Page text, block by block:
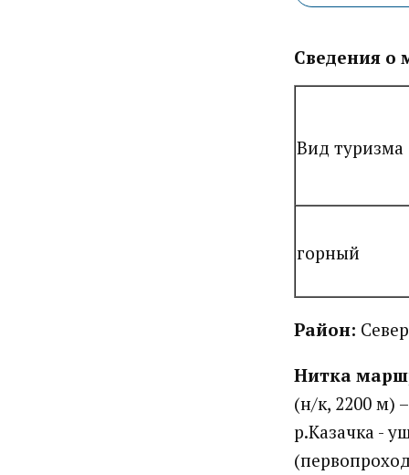
Сведения о
Вид туризма
горный
Район:
Нитка
(н/к, 2200 м)
р.Казачка -